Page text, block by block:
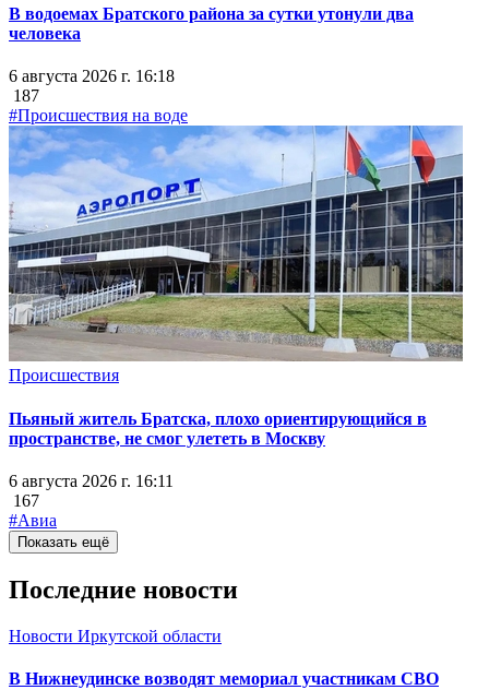
В водоемах Братского района за сутки утонули два
человека
6 августа 2026 г. 16:18
187
#Происшествия на воде
Происшествия
Пьяный житель Братска, плохо ориентирующийся в
пространстве, не смог улететь в Москву
6 августа 2026 г. 16:11
167
#Авиа
Показать ещё
Последние новости
Новости Иркутской области
В Нижнеудинске возводят мемориал участникам СВО